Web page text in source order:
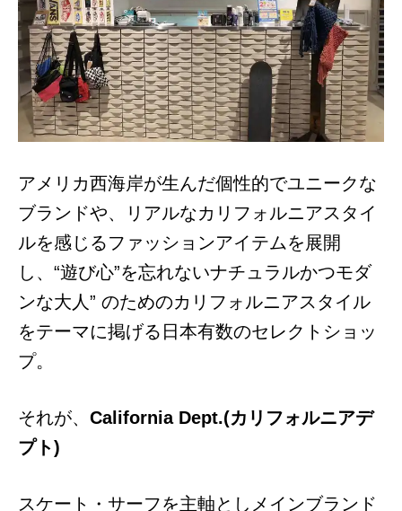
アメリカ西海岸が生んだ個性的でユニークな
ブランドや、リアルなカリフォルニアスタイ
ルを感じるファッションアイテムを展開
し、“遊び心”を忘れないナチュラルかつモダ
ンな大人” のためのカリフォルニアスタイル
をテーマに掲げる日本有数のセレクトショッ
プ。
それが、 California Dept.(カリフォルニアデ
プト)
スケート・サーフを主軸としメインブランド